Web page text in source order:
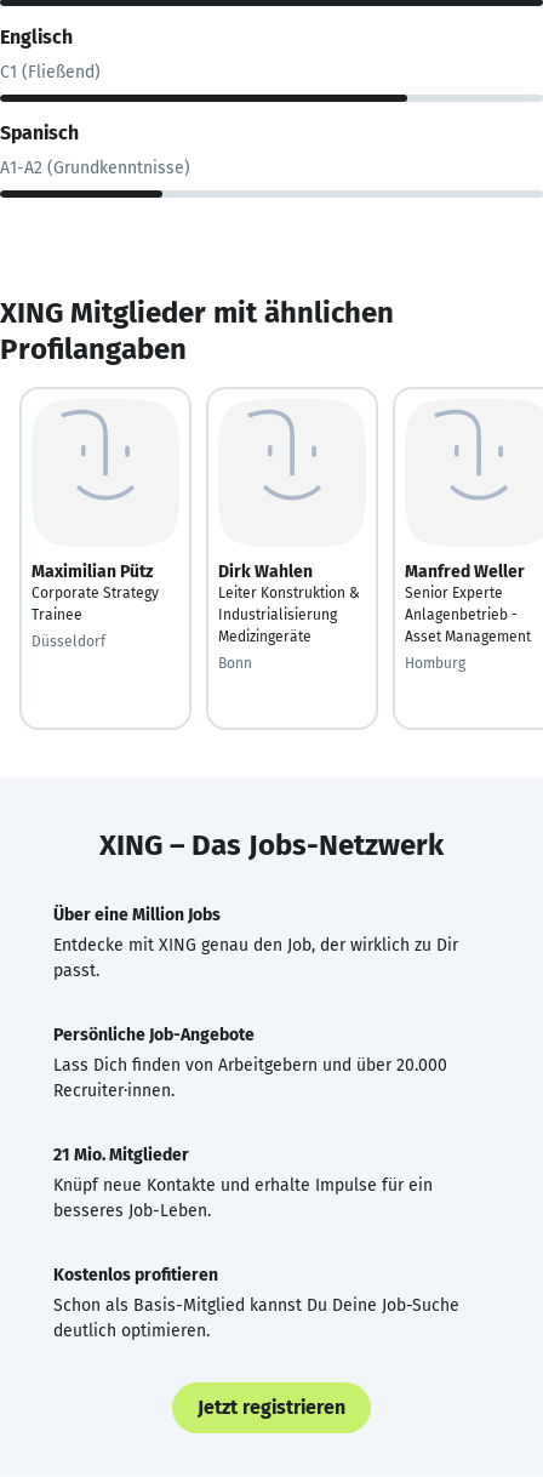
Englisch
C1 (Fließend)
Spanisch
A1-A2 (Grundkenntnisse)
XING Mitglieder mit ähnlichen
Profilangaben
Maximilian Pütz
Corporate Strategy
Trainee
Düsseldorf
Dirk Wahlen
Leiter Konstruktion &
Industrialisierung
Medizingeräte
Bonn
Manfred Weller
Senior Experte
Anlagenbetrieb -
Asset Management
Homburg
XING – Das Jobs-Netzwerk
Über eine Million Jobs
Entdecke mit XING genau den Job, der wirklich zu Dir
passt.
Persönliche Job-Angebote
Lass Dich finden von Arbeitgebern und über 20.000
Recruiter·innen.
21 Mio. Mitglieder
Knüpf neue Kontakte und erhalte Impulse für ein
besseres Job-Leben.
Kostenlos profitieren
Schon als Basis-Mitglied kannst Du Deine Job-Suche
deutlich optimieren.
Jetzt registrieren